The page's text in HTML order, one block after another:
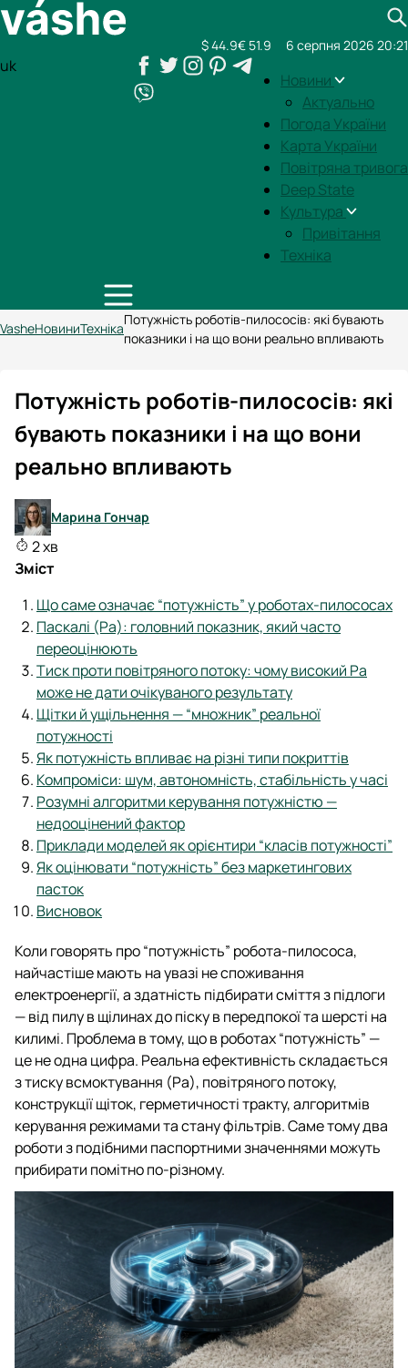
uk
Новини
Актуально
Погода України
Карта України
Повітряна тривога
Deep State
Культура
Привітання
Техніка
$ 44.9€ 51.9 6 серпня 2026 20:21
VasheНовиниТехніка
Потужність роботів-пилососів: які бувають
показники і на що вони реально впливають
Потужність роботів-пилососів: які
бувають показники і на що вони
реально впливають
Марина Гончар
2 хв
Зміст
Що саме означає “потужність” у роботах-пилососах
Паскалі (Pa): головний показник, який часто
переоцінюють
Тиск проти повітряного потоку: чому високий Pa
може не дати очікуваного результату
Щітки й ущільнення — “множник” реальної
потужності
Як потужність впливає на різні типи покриттів
Компроміси: шум, автономність, стабільність у часі
Розумні алгоритми керування потужністю —
недооцінений фактор
Приклади моделей як орієнтири “класів потужності”
Як оцінювати “потужність” без маркетингових
пасток
Висновок
Коли говорять про “потужність” робота-пилососа,
найчастіше мають на увазі не споживання
електроенергії, а здатність підбирати сміття з підлоги
— від пилу в щілинах до піску в передпокої та шерсті на
килимі. Проблема в тому, що в роботах “потужність” —
це не одна цифра. Реальна ефективність складається
з тиску всмоктування (Pa), повітряного потоку,
конструкції щіток, герметичності тракту, алгоритмів
керування режимами та стану фільтрів. Саме тому два
роботи з подібними паспортними значеннями можуть
прибирати помітно по-різному.